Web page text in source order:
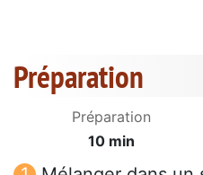
Préparation
Préparation
10 min